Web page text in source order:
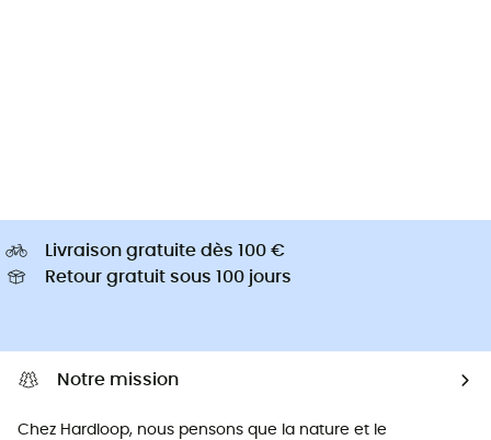
Livraison gratuite dès 100 €
Retour gratuit sous 100 jours
Notre mission
Chez Hardloop, nous pensons que la nature et le